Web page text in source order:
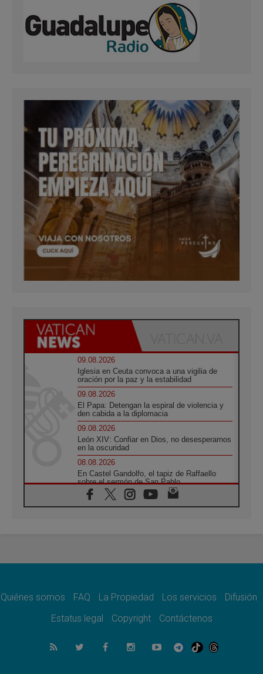
09.08.2026
Iglesia en Ceuta convoca a una vigilia de
oración por la paz y la estabilidad
09.08.2026
El Papa: Detengan la espiral de violencia y
den cabida a la diplomacia
09.08.2026
León XIV: Confiar en Dios, no desesperarnos
en la oscuridad
08.08.2026
En Castel Gandolfo, el tapiz de Raffaello
sobre el sermón de San Pablo
08.08.2026
En Colombia, «la paz no se compra con una
08.08.2026
08.08.2026
del Buen Consejo de Genazzano
Filipinas: el Vicariato Apostólico de Calapán
se convierte en diócesis
Quiénes somos FAQ La Propiedad Los servicios
Difusión
Estatus legal
Copyright Contáctenos